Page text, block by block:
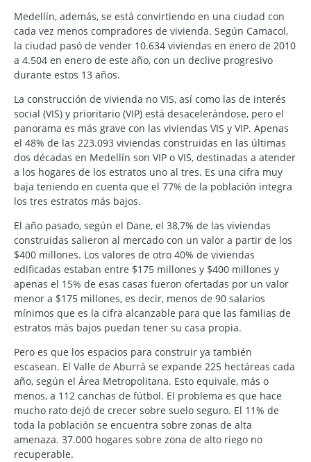
Medellín, además, se está convirtiendo en una ciudad con
cada vez menos compradores de vivienda. Según Camacol,
la ciudad pasó de vender 10.634 viviendas en enero de 2010
a 4.504 en enero de este año, con un declive progresivo
durante estos 13 años.
La construcción de vivienda no VIS, así como las de interés
social (VIS) y prioritario (VIP) está desacelerándose, pero el
panorama es más grave con las viviendas VIS y VIP. Apenas
el 48% de las 223.093 viviendas construidas en las últimas
dos décadas en Medellín son VIP o VIS, destinadas a atender
a los hogares de los estratos uno al tres. Es una cifra muy
baja teniendo en cuenta que el 77% de la población integra
los tres estratos más bajos.
El año pasado, según el Dane, el 38,7% de las viviendas
construidas salieron al mercado con un valor a partir de los
$400 millones. Los valores de otro 40% de viviendas
edificadas estaban entre $175 millones y $400 millones y
apenas el 15% de esas casas fueron ofertadas por un valor
menor a $175 millones, es decir, menos de 90 salarios
mínimos que es la cifra alcanzable para que las familias de
estratos más bajos puedan tener su casa propia.
Pero es que los espacios para construir ya también
escasean. El Valle de Aburrá se expande 225 hectáreas cada
año, según el Área Metropolitana. Esto equivale, más o
menos, a 112 canchas de fútbol. El problema es que hace
mucho rato dejó de crecer sobre suelo seguro. El 11% de
toda la población se encuentra sobre zonas de alta
amenaza. 37.000 hogares sobre zona de alto riego no
recuperable.